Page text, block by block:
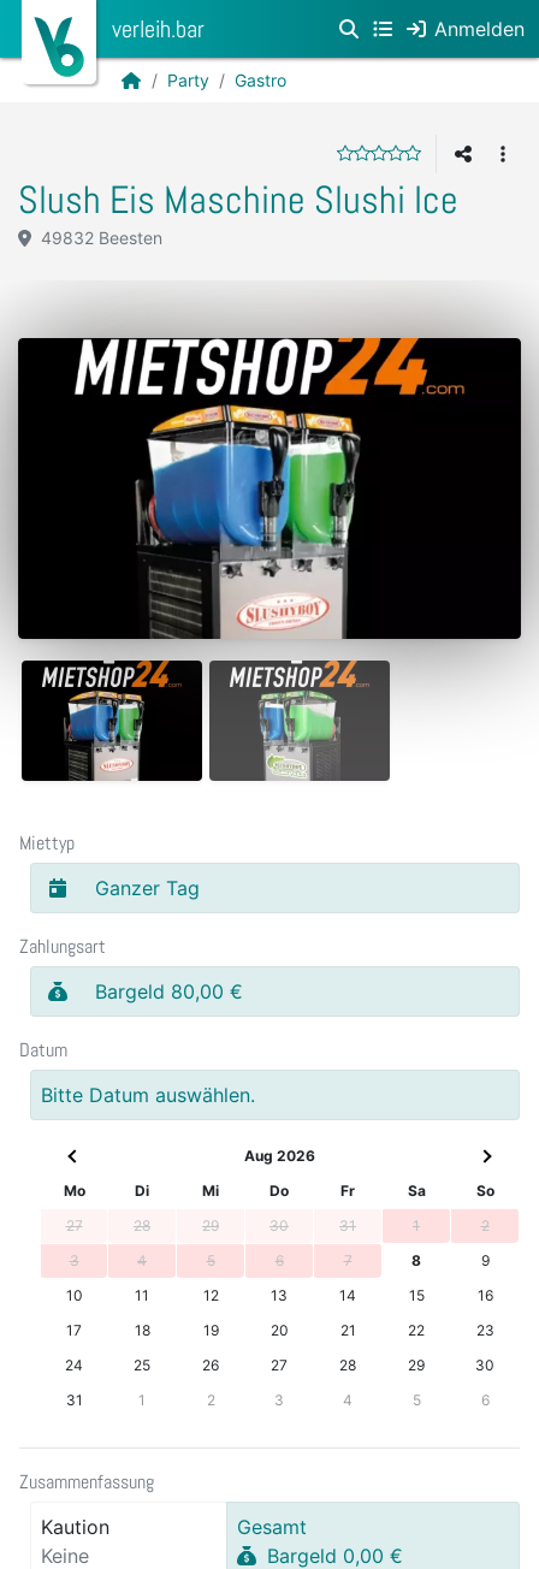
verleih.bar Anmelden
Party Gastro
Slush Eis Maschine Slushi Ice
49832 Beesten
Miettyp
Ganzer Tag
Zahlungsart
Bargeld 80,00 €
Datum
Bitte Datum auswählen.
Aug 2026
Mo
Di Mi Do Fr Sa
So
27
28 29 30 31 1
2
3
4 5 6 7 8
9
10
11 12 13 14 15
16
17
18 19 20 21 22
23
24
25 26 27 28 29
30
31
1 2 3 4 5 6
Zusammenfassung
Kaution
Keine
Gesamt
Bargeld 0,00 €